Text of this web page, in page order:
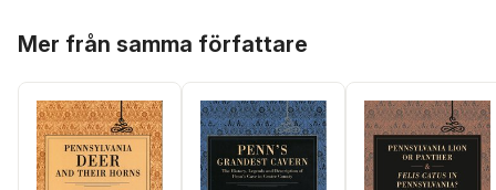
Mer från samma författare